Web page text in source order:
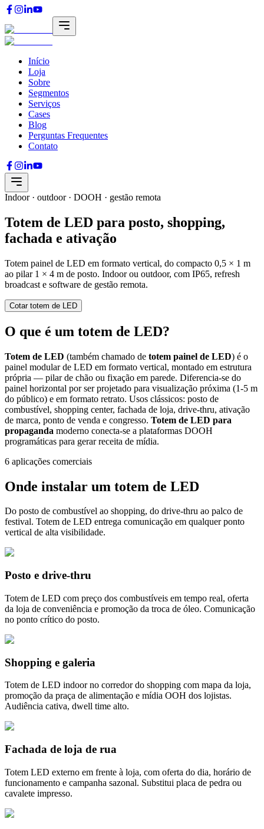
Início
Loja
Sobre
Segmentos
Serviços
Cases
Blog
Perguntas Frequentes
Contato
Indoor · outdoor · DOOH · gestão remota
Totem de LED para posto, shopping,
fachada e ativação
Totem painel de LED em formato vertical, do compacto 0,5 × 1 m
ao pilar 1 × 4 m de posto. Indoor ou outdoor, com IP65, refresh
broadcast e software de gestão remota.
Cotar totem de LED
O que é um totem de LED?
Totem de LED (também chamado de totem painel de LED) é o
painel modular de LED em formato vertical, montado em estrutura
própria — pilar de chão ou fixação em parede. Diferencia-se do
painel horizontal por ser projetado para visualização próxima (1-5 m
do público) e em formato retrato. Usos clássicos: posto de
combustível, shopping center, fachada de loja, drive-thru, ativação
de marca, ponto de venda e congresso. Totem de LED para
propaganda moderno conecta-se a plataformas DOOH
programáticas para gerar receita de mídia.
6 aplicações comerciais
Onde instalar um totem de LED
Do posto de combustível ao shopping, do drive-thru ao palco de
festival. Totem de LED entrega comunicação em qualquer ponto
vertical de alta visibilidade.
Posto e drive-thru
Totem de LED com preço dos combustíveis em tempo real, oferta
da loja de conveniência e promoção da troca de óleo. Comunicação
no ponto crítico do posto.
Shopping e galeria
Totem de LED indoor no corredor do shopping com mapa da loja,
promoção da praça de alimentação e mídia OOH dos lojistas.
Audiência cativa, dwell time alto.
Fachada de loja de rua
Totem LED externo em frente à loja, com oferta do dia, horário de
funcionamento e campanha sazonal. Substitui placa de pedra ou
cavalete impresso.